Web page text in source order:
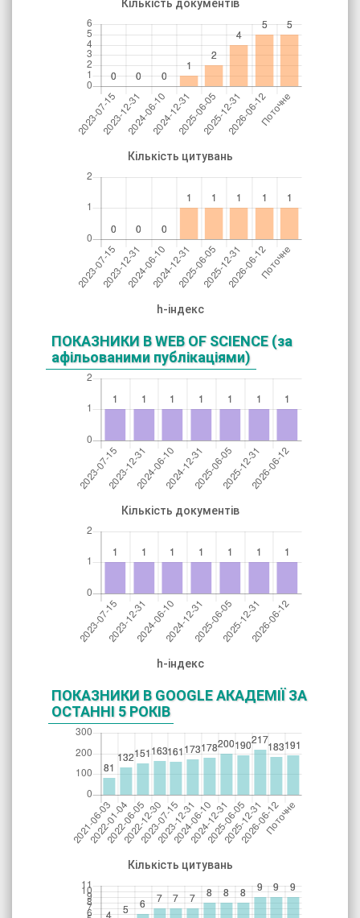
Кількість документів
Кількість цитувань
h-індекс
ПОКАЗНИКИ В WEB OF SCIENCE (за
афільованими публікаціями)
Кількість документів
h-індекс
ПОКАЗНИКИ В GOOGLE АКАДЕМІЇ ЗА
ОСТАННІ 5 РОКІВ
Кількість цитувань